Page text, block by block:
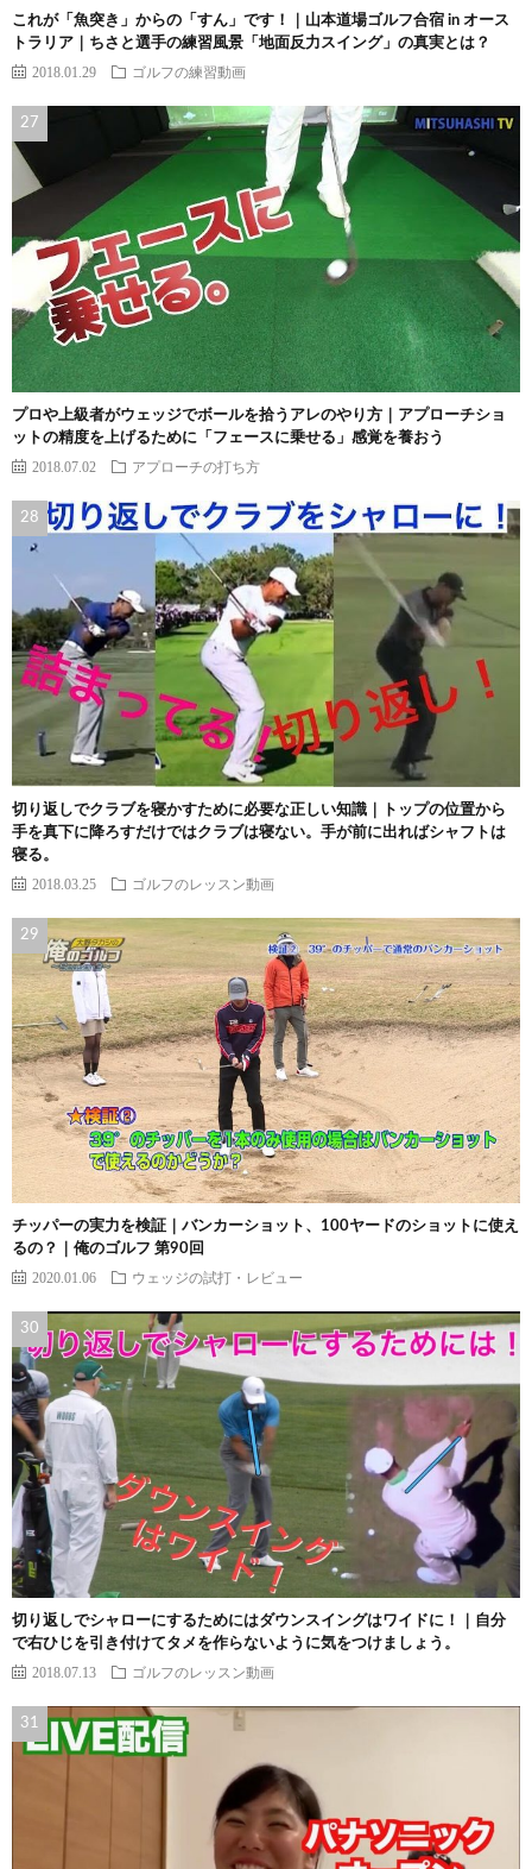
これが「魚突き」からの「すん」です！｜山本道場ゴルフ合宿 in オース
トラリア｜ちさと選手の練習風景「地面反力スイング」の真実とは？
2018.01.29 ゴルフの練習動画
プロや上級者がウェッジでボールを拾うアレのやり方｜アプローチショ
ットの精度を上げるために「フェースに乗せる」感覚を養おう
2018.07.02 アプローチの打ち方
切り返しでクラブを寝かすために必要な正しい知識｜トップの位置から
手を真下に降ろすだけではクラブは寝ない。手が前に出ればシャフトは
寝る。
2018.03.25 ゴルフのレッスン動画
チッパーの実力を検証｜バンカーショット、100ヤードのショットに使え
るの？｜俺のゴルフ 第90回
2020.01.06 ウェッジの試打・レビュー
切り返しでシャローにするためにはダウンスイングはワイドに！｜自分
で右ひじを引き付けてタメを作らないように気をつけましょう。
2018.07.13 ゴルフのレッスン動画